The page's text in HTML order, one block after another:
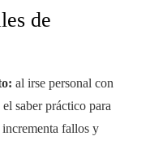
de
al irse personal con
saber práctico para
fallos y